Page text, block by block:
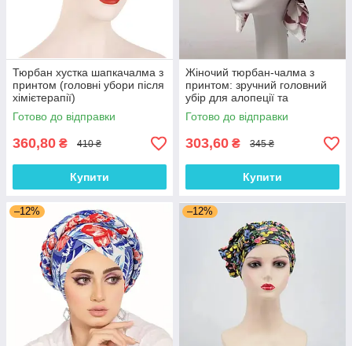
Тюрбан хустка шапкачалма з
принтом (головні убори після
хімієтерапії)
Готово до відправки
360,80 ₴ 410 ₴
Купити
Жіночий тюрбан-чалма з
принтом: зручний головний
убір для алопеції та
відновлення після
хімієтерапії
Готово до відправки
303,60 ₴ 345 ₴
Купити
–12% –12%